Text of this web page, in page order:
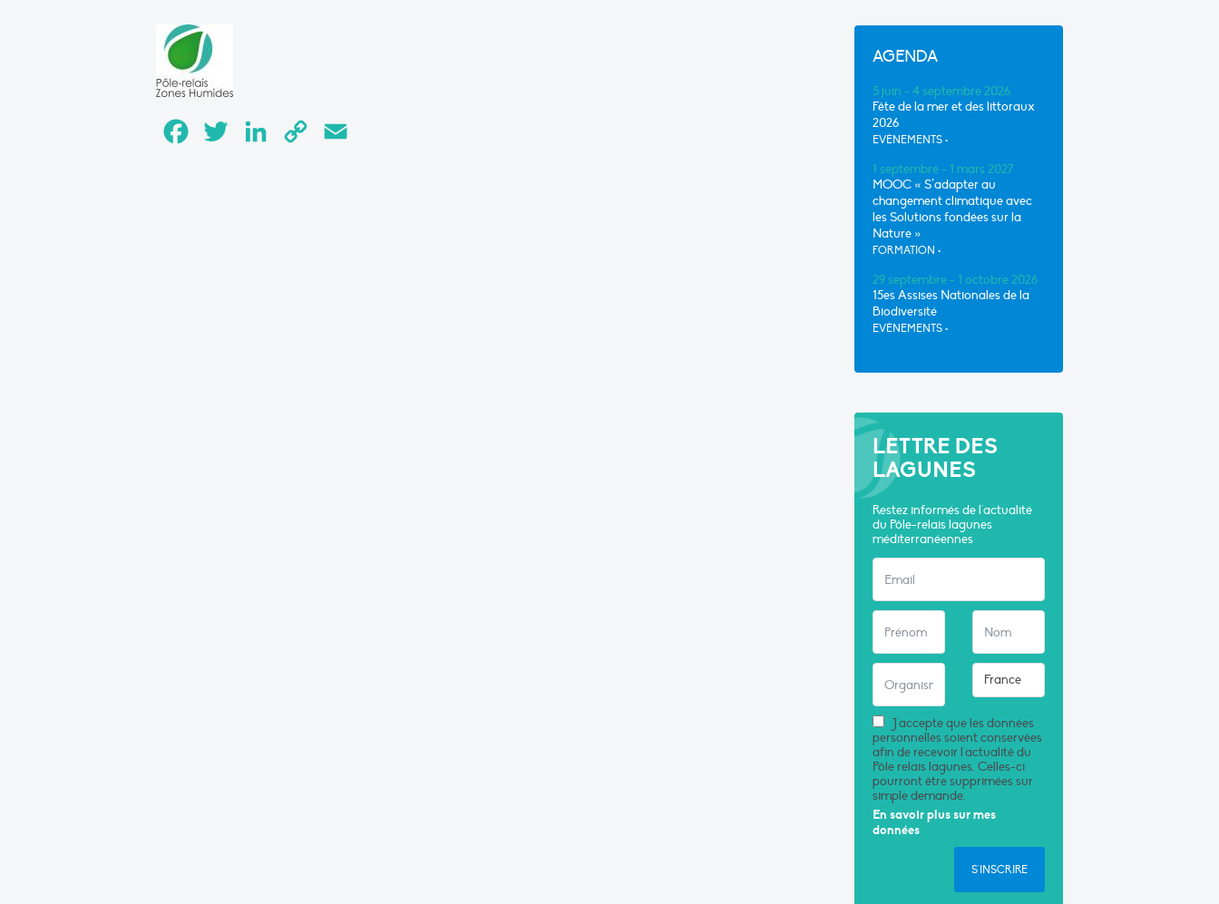
FacebookTwitter LinkedInCopy
AGENDA
5 juin - 4 septembre 2026
Fête de la mer et des littoraux
2026
EVÈNEMENTS •
1 septembre - 1 mars 2027
MOOC « S’adapter au
changement climatique avec
les Solutions fondées sur la
Nature »
FORMATION •
29 septembre - 1 octobre 2026
15es Assises Nationales de la
Biodiversité
EVÈNEMENTS •
LETTRE DES
LAGUNES
Restez informés de l'actualité
du Pôle-relais lagunes
méditerranéennes
J'accepte que les données
personnelles soient conservées
afin de recevoir l'actualité du
Pôle relais lagunes. Celles-ci
pourront être supprimées sur
simple demande.
En savoir plus sur mes
données
S'INSCRIRE